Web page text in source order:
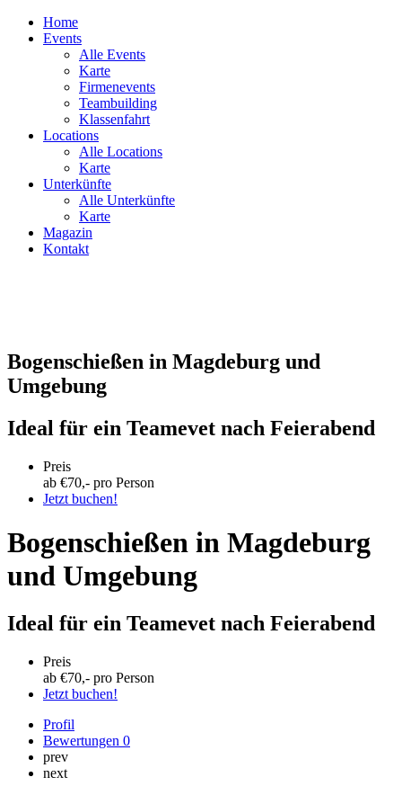
Home
Events
Alle Events
Karte
Firmenevents
Teambuilding
Klassenfahrt
Locations
Alle Locations
Karte
Unterkünfte
Alle Unterkünfte
Karte
Magazin
Kontakt
Bogenschießen in Magdeburg und
Umgebung
Ideal für ein Teamevet nach Feierabend
Preis
ab €70,- pro Person
Jetzt buchen!
Bogenschießen in Magdeburg
und Umgebung
Ideal für ein Teamevet nach Feierabend
Preis
ab €70,- pro Person
Jetzt buchen!
Profil
Bewertungen 0
prev
next